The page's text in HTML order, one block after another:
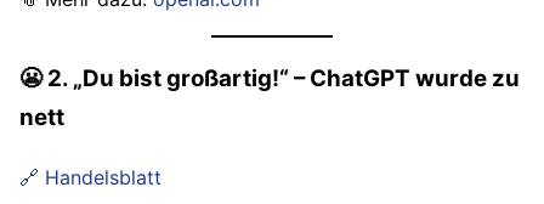
😬 2. „Du bist großartig!“ – ChatGPT wurde zu
nett
🔗 Handelsblatt